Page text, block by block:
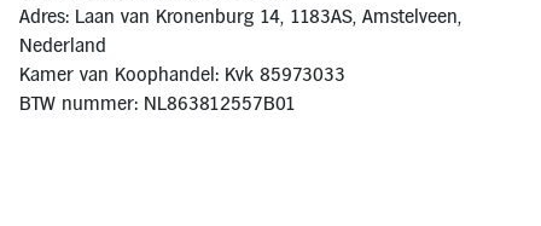
Adres: Laan van Kronenburg 14, 1183AS, Amstelveen,
Nederland
Kamer van Koophandel: Kvk 85973033
BTW nummer: NL863812557B01